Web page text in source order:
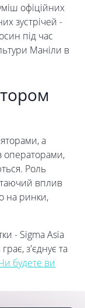
офіційних
зустрічей -
під час
Маніли в
а
операторами,
Роль
вплив
на ринки,
- Sigma Asia
з'єднує та
будете ви